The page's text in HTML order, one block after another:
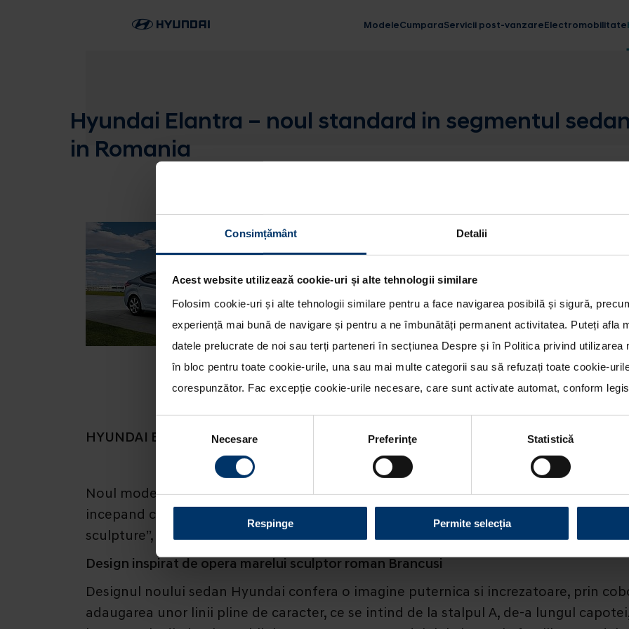
Consimțământ Detalii
Acest website utilizează cookie-uri și alte tehnologii similare
Folosim cookie-uri și alte tehnologii similare pentru a face navigarea posibilă și sigură,
experiență mai bună de navigare și pentru a ne îmbunătăți permanent activitatea. Puteți afla
datele prelucrate de noi sau terți parteneri în secțiunea Despre și în Politica privind utilizarea
în bloc pentru toate cookie-urile, una sau mai multe categorii sau să refuzați toate cookie-
corespunzător. Fac excepție cookie-urile necesare, care sunt activate automat, conform
consimțământului
Necesare Preferinţe Statistică
Respinge Permite selecția
Hyundai Elantra – noul standard in segmentul
in Romania
HYUNDAI ELANTRA – NOUL STANDARD IN SEGMENTUL SEDAN COMPACT –
Noul model Hyundai de clasa C, Elantra, va fi disponibil in locatiile showroom ale
incepand cu data de 15 iulie. Aflat la a cincea generatie, Hyundai Elantra reuneste
sculpture”, siguranta la cele mai inalte standarde si eficienta noilor motoare si
Design inspirat de opera marelui sculptor roman Brancusi
Designul noului sedan Hyundai confera o imagine puternica si increzatoare, prin
adaugarea unor linii pline de caracter, ce se intind de la stalpul A, de-a lungul
ModeleCumparaServicii post-vanzareElectromobilitate